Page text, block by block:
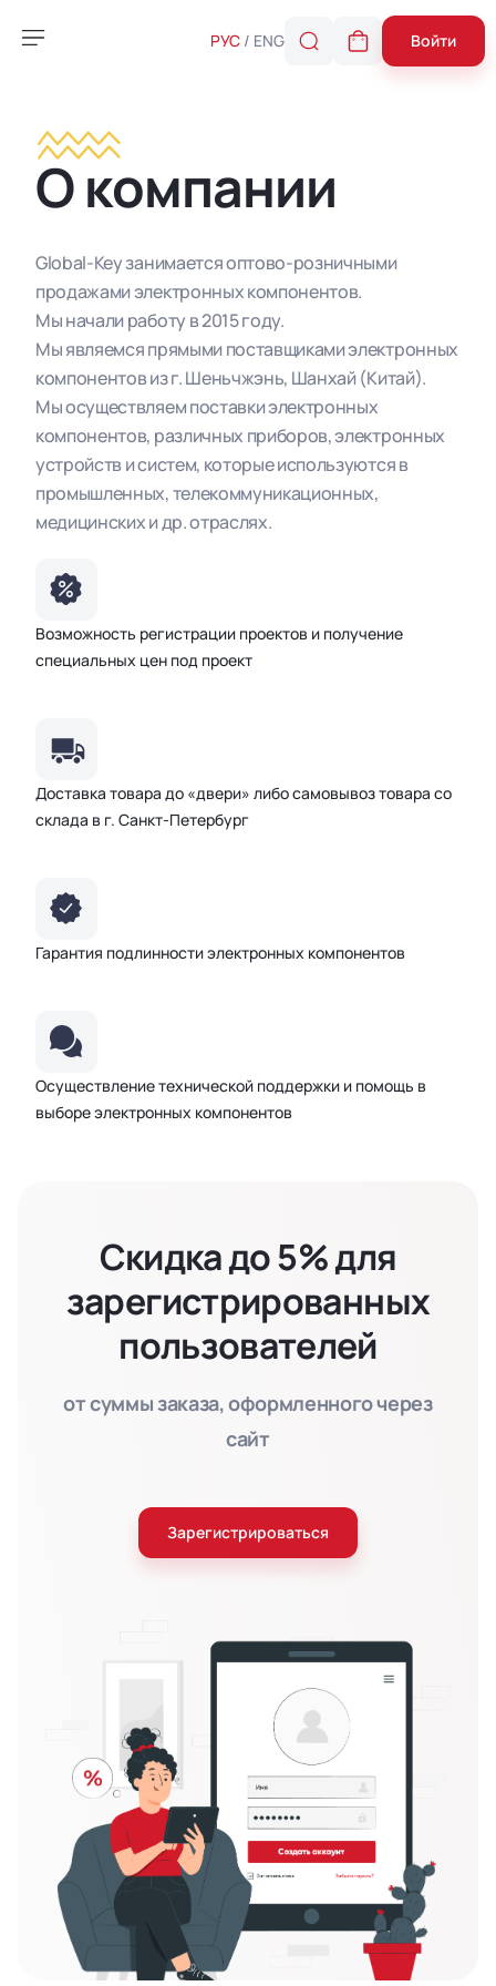
РУС ENG Войти
О компании
Global-Key занимается оптово-розничными
продажами электронных компонентов.
Мы начали работу в 2015 году.
Мы являемся прямыми поставщиками электронных
компонентов из г. Шеньчжэнь, Шанхай (Китай).
Мы осуществляем поставки электронных
компонентов, различных приборов, электронных
устройств и систем, которые используются в
промышленных, телекоммуникационных,
медицинских и др. отраслях.
Возможность регистрации проектов и получение
специальных цен под проект
Доставка товара до «двери» либо самовывоз товара со
склада в г. Санкт-Петербург
Гарантия подлинности электронных компонентов
Осуществление технической поддержки и помощь в
выборе электронных компонентов
Скидка до 5% для
зарегистрированных
пользователей
от суммы заказа, оформленного через
сайт
Зарегистрироваться